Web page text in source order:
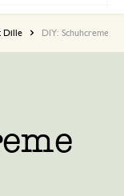
Dille DIY: Schuhcreme